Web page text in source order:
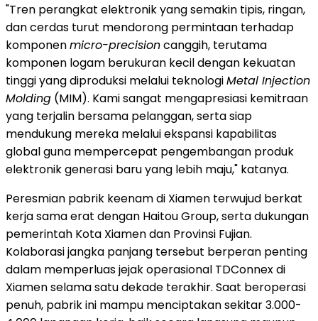
"Tren perangkat elektronik yang semakin tipis, ringan,
dan cerdas turut mendorong permintaan terhadap
komponenmicro-precisioncanggih, terutama
komponen logam berukuran kecil dengan kekuatan
tinggi yang diproduksi melalui teknologiMetal Injection
Molding (MIM). Kami sangat mengapresiasi kemitraan
yang terjalin bersama pelanggan, serta siap
mendukung mereka melalui ekspansi kapabilitas
global guna mempercepat pengembangan produk
elektronik generasi baru yang lebih maju," katanya.
Peresmian pabrik keenam di Xiamen terwujud berkat
kerja sama erat dengan Haitou Group, serta dukungan
pemerintah Kota Xiamen dan Provinsi Fujian.
Kolaborasi jangka panjang tersebut berperan penting
dalam memperluas jejak operasional TDConnex di
Xiamen selama satu dekade terakhir. Saat beroperasi
penuh, pabrik ini mampu menciptakan sekitar 3.000-